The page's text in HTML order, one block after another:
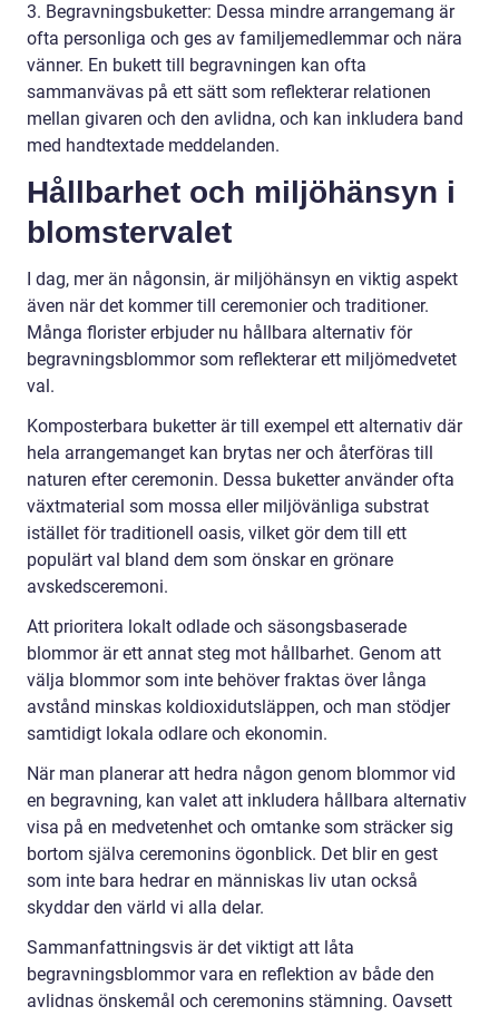
3. Begravningsbuketter: Dessa mindre arrangemang är
ofta personliga och ges av familjemedlemmar och nära
vänner. En bukett till begravningen kan ofta
sammanvävas på ett sätt som reflekterar relationen
mellan givaren och den avlidna, och kan inkludera band
med handtextade meddelanden.
Hållbarhet och miljöhänsyn i
blomstervalet
I dag, mer än någonsin, är miljöhänsyn en viktig aspekt
även när det kommer till ceremonier och traditioner.
Många florister erbjuder nu hållbara alternativ för
begravningsblommor som reflekterar ett miljömedvetet
val.
Komposterbara buketter är till exempel ett alternativ där
hela arrangemanget kan brytas ner och återföras till
naturen efter ceremonin. Dessa buketter använder ofta
växtmaterial som mossa eller miljövänliga substrat
istället för traditionell oasis, vilket gör dem till ett
populärt val bland dem som önskar en grönare
avskedsceremoni.
Att prioritera lokalt odlade och säsongsbaserade
blommor är ett annat steg mot hållbarhet. Genom att
välja blommor som inte behöver fraktas över långa
avstånd minskas koldioxidutsläppen, och man stödjer
samtidigt lokala odlare och ekonomin.
När man planerar att hedra någon genom blommor vid
en begravning, kan valet att inkludera hållbara alternativ
visa på en medvetenhet och omtanke som sträcker sig
bortom själva ceremonins ögonblick. Det blir en gest
som inte bara hedrar en människas liv utan också
skyddar den värld vi alla delar.
Sammanfattningsvis är det viktigt att låta
begravningsblommor vara en reflektion av både den
avlidnas önskemål och ceremonins stämning. Oavsett